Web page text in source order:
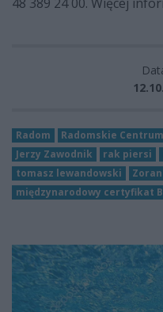
Radom Radomskie
Jerzy Zawodnik
rak piersi
tomasz lewandowski
międzynarodowy certyfikat